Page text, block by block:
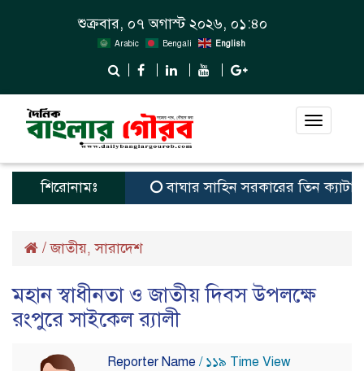
শুক্রবার, ০৭ অগাস্ট ২০২৬, ০১:৪০
Arabic Bengali English
Toggle
শিরোনামঃ বাঘার সাহিন সরকারের তিন
/জাতীয়,সারাদেশ
মহান স্বাধীনতা ও জাতীয় দিবস উপলক্ষে
রংপুরে সাইকেল র‌্যালী
Reporter Name / ১১৯ Time View